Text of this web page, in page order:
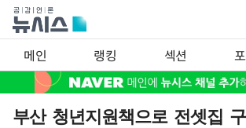
메인 랭킹 섹션
부산 청년지원책으로 전셋집